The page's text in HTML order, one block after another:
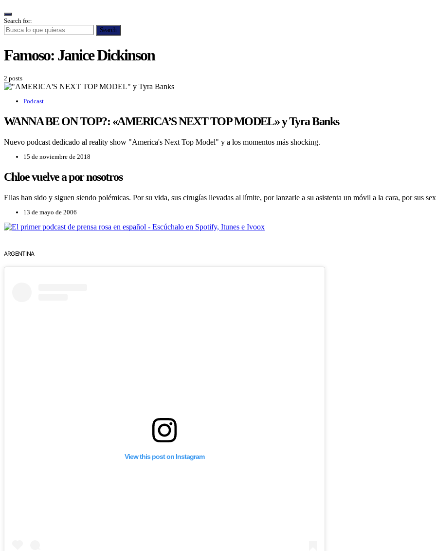
Search for:
Search
Famoso: Janice Dickinson
2 posts
Podcast
WANNA BE ON TOP?: «AMERICA’S NEXT TOP MODEL» y Tyra Banks
Nuevo podcast dedicado al reality show "America's Next Top Model" y a los momentos más shocking.
15 de noviembre de 2018
Chloe vuelve a por nosotros
Ellas han sido y siguen siendo polémicas. Por su vida, sus cirugías llevadas al límite, por lanzarle a su asistenta un móvil a la cara, por sus
13 de mayo de 2006
ARGENTINA
View this post on Instagram